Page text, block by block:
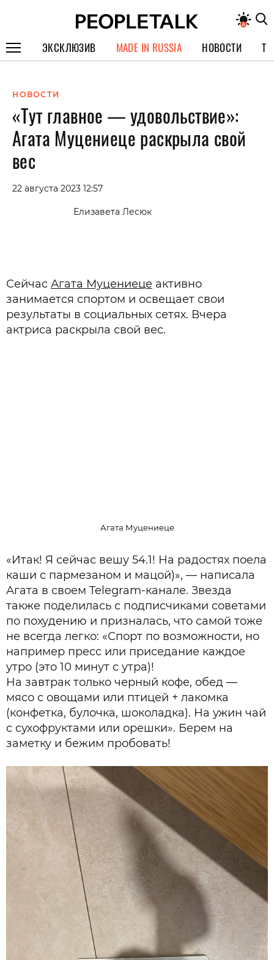
ЭКСКЛЮЗИВ
СПЕЦПРОЕКТЫ
ИНТЕРВЬЮ
ПОКОЛЕНИЕ
MADE IN RUSSIA НОВОСТИ
НОВОСТИ
«Тут главное — удовольствие»:
Агата Муцениеце раскрыла свой
вес
22 августа 2023 12:57
Елизавета Лесюк
Сейчас Агата Муцениеце активно
занимается спортом и освещает свои
результаты в социальных сетях. Вчера
актриса раскрыла свой вес.
Агата Муцениеце
«Итак! Я сейчас вешу 54.1! На радостях поела
каши с пармезаном и мацой)», — написала
Агата в своем Telegram-канале. Звезда
также поделилась с подписчиками советами
по похудению и призналась, что самой тоже
не всегда легко: «Спорт по возможности, но
например пресс или приседание каждое
утро (это 10 минут с утра)!
На завтрак только черный кофе, обед —
мясо с овощами или птицей + лакомка
(конфетка, булочка, шоколадка). На ужин чай
с сухофруктами или орешки». Берем на
заметку и бежим пробовать!